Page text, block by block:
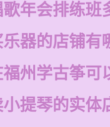
年会排练班
器的店铺有
州学古筝可
提琴的实体